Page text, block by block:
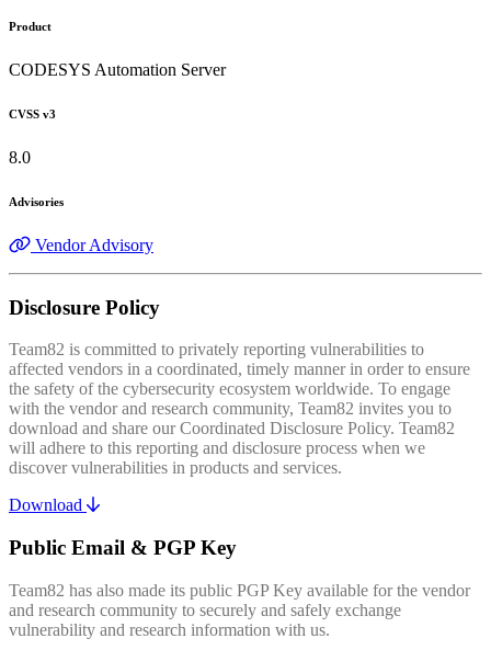
Product
CODESYS Automation Server
CVSS v3
8.0
Advisories
Vendor Advisory
Disclosure Policy
Team82 is committed to privately reporting vulnerabilities to
affected vendors in a coordinated, timely manner in order to ensure
the safety of the cybersecurity ecosystem worldwide. To engage
with the vendor and research community, Team82 invites you to
download and share our Coordinated Disclosure Policy. Team82
will adhere to this reporting and disclosure process when we
discover vulnerabilities in products and services.
Download
Public Email & PGP Key
Team82 has also made its public PGP Key available for the vendor
and research community to securely and safely exchange
vulnerability and research information with us.